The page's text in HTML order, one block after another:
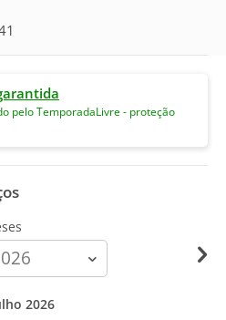
pelo TemporadaLivre - proteção
2026